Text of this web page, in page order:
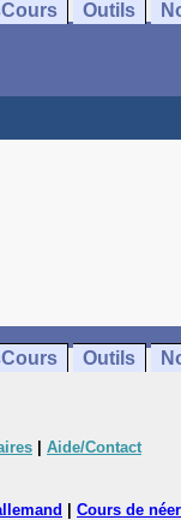
Outils
Outils
Aide/Contact
Cours de